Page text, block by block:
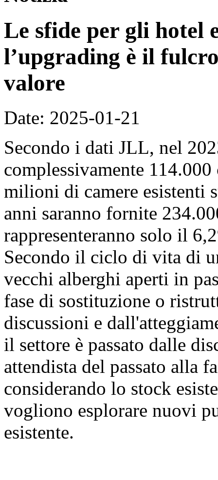
Le sfide per gli hotel
l’upgrading è il
valore
Date: 2025-01-21
Secondo i dati JLL, nel
complessivamente
milioni di camere esistenti
anni saranno fornite
rappresenteranno solo il
Secondo il ciclo di vita di
vecchi alberghi aperti in
fase di sostituzione o
discussioni e
il settore è passato dalle
attendista del passato alla
considerando lo stock
vogliono esplorare nuovi
esistente.